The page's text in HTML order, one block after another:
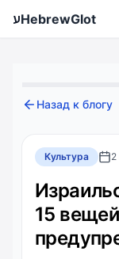
עHebrewGlot
Назад к блогу
Культура
15